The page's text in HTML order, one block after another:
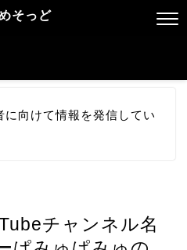
そっど
向けて情報を発信してい
チャンネル名